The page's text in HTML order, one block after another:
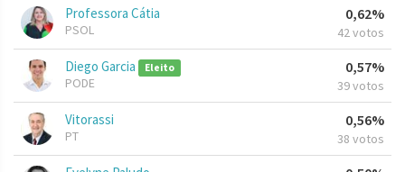
Professora Cátia
PSOL
0,62%
42 votos
Diego Garcia Eleito
PODE
0,57%
39 votos
Vitorassi
PT
0,56%
38 votos